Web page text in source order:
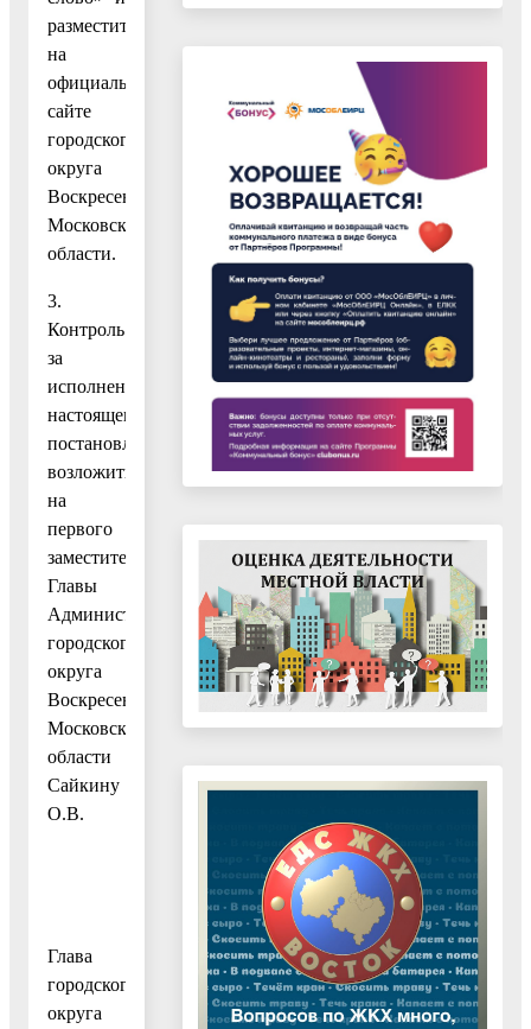
разместить
на
официальном
сайте
городского
округа
Воскресенск
Московской
области.
3.
Контроль
за
исполнением
настоящего
постановления
возложить
на
первого
заместителя
Главы
Администрации
городского
округа
Воскресенск
Московской
области
Сайкину
О.В.
Глава
городского
округа